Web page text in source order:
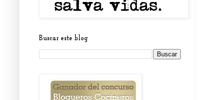
Buscar este blog